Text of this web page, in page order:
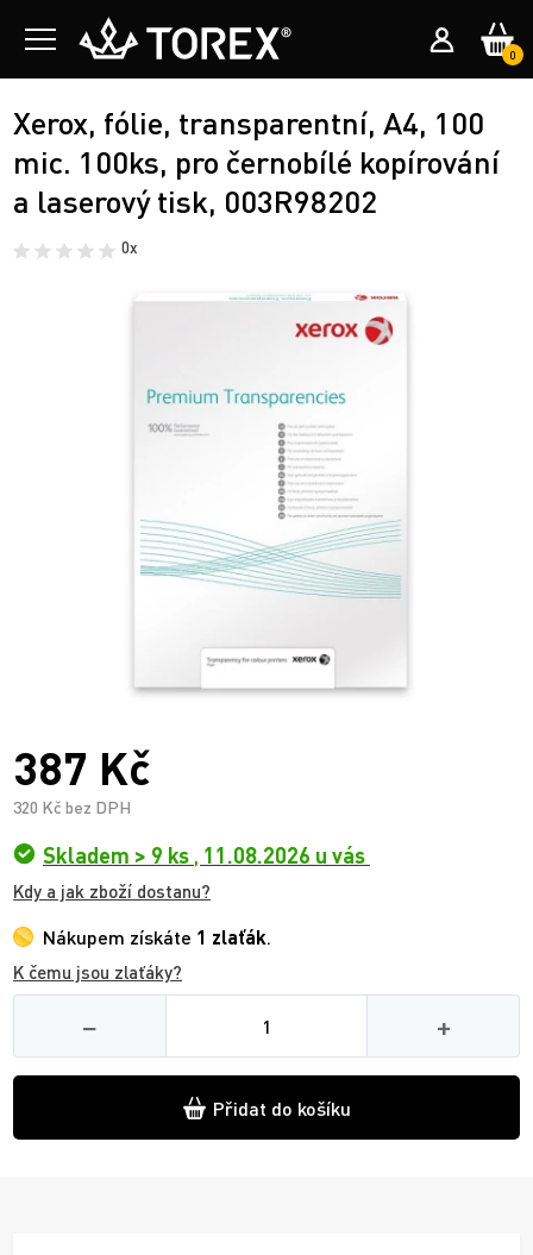
0
Xerox, fólie, transparentní, A4, 100
mic. 100ks, pro černobílé kopírování
a laserový tisk, 003R98202
0x
387 Kč
320 Kč bez DPH
Skladem > 9 ks , 11.08.2026 u vás
Kdy a jak zboží dostanu?
Nákupem získáte 1 zlaťák.
K čemu jsou zlaťáky?
−
Množství
+
Přidat do košíku